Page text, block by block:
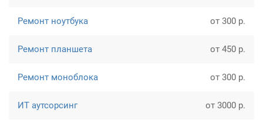
Ремонт ноутбука от 300 р.
Ремонт планшета от 450 р.
Ремонт моноблока от 300 р.
ИТ аутсорсинг от 3000 р.